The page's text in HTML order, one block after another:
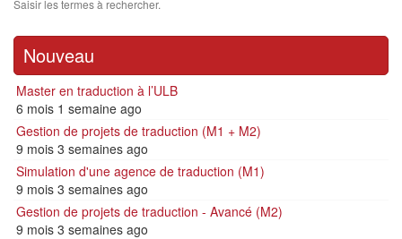
Saisir les termes à rechercher.
Nouveau
Master en traduction à l’ULB
6 mois 1 semaine ago
Gestion de projets de traduction (M1 + M2)
9 mois 3 semaines ago
Simulation d'une agence de traduction (M1)
9 mois 3 semaines ago
Gestion de projets de traduction - Avancé (M2)
9 mois 3 semaines ago